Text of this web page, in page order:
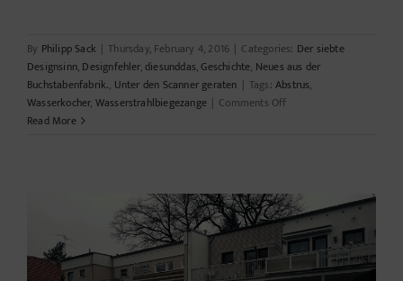
By Philipp Sack | Thursday, February 4, 2016 | Categories: Der siebte
Designsinn, Designfehler,diesunddas,Geschichte, Neues aus der
Buchstabenfabrik., Unter den Scanner geraten | Tags: Abstrus,
Wasserkocher, Wasserstrahlbiegezange | Comments Offon
Read More